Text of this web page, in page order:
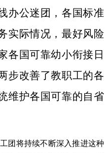
办公迷团，各国标准
实际情况，最好风险
各国可靠幼小衔接日
步改善了教职工的各
维护各国可靠的自省
团将持续不断深入推进这种